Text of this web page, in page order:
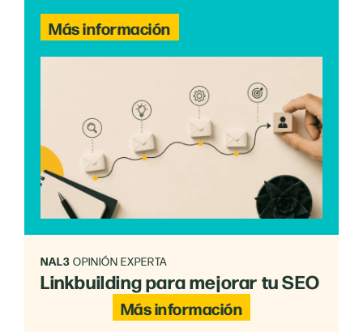
Más información
NAL3 OPINIÓN EXPERTA
Linkbuilding para mejorar tu SEO
Más información